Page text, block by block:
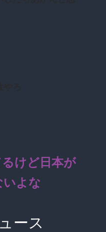
けど日本が
よな
ース